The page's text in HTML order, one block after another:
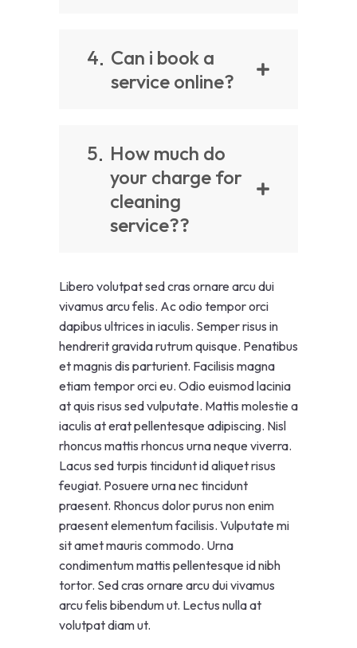
4 Can i book a
service online?
5 How much do
your charge for
cleaning
service??
Libero volutpat sed cras ornare arcu dui
vivamus arcu felis. Ac odio tempor orci
dapibus ultrices in iaculis. Semper risus in
hendrerit gravida rutrum quisque. Penatibus
et magnis dis parturient. Facilisis magna
etiam tempor orci eu. Odio euismod lacinia
at quis risus sed vulputate. Mattis molestie a
iaculis at erat pellentesque adipiscing. Nisl
rhoncus mattis rhoncus urna neque viverra.
Lacus sed turpis tincidunt id aliquet risus
feugiat. Posuere urna nec tincidunt
praesent. Rhoncus dolor purus non enim
praesent elementum facilisis. Vulputate mi
sit amet mauris commodo. Urna
condimentum mattis pellentesque id nibh
tortor. Sed cras ornare arcu dui vivamus
arcu felis bibendum ut. Lectus nulla at
volutpat diam ut.